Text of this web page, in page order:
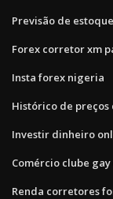
Previsão de
Forex corretor xm
Insta forex nigeria
Histórico de
Investir dinheiro
Comércio clube
Renda corretores